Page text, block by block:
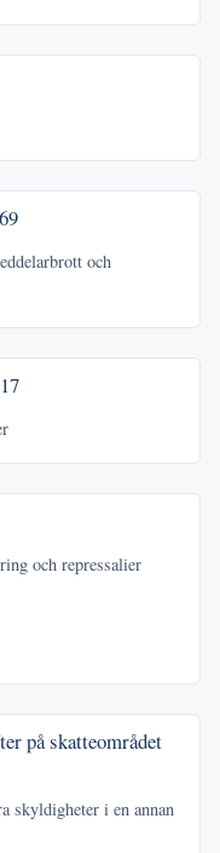
och
och repressalier
på skatteområdet
skyldigheter i en annan